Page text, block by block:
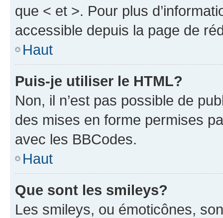
que < et >. Pour plus
accessible depuis la page de
Haut
Puis-je utiliser le HTML?
Non, il n’est pas possible de
des mises en forme permises
avec les BBCodes.
Haut
Que sont les smileys?
Les smileys, ou émoticônes,